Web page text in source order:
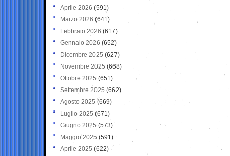
Aprile 2026 (591)
Marzo 2026 (641)
Febbraio 2026 (617)
Gennaio 2026 (652)
Dicembre 2025 (627)
Novembre 2025 (668)
Ottobre 2025 (651)
Settembre 2025 (662)
Agosto 2025 (669)
Luglio 2025 (671)
Giugno 2025 (573)
Maggio 2025 (591)
Aprile 2025 (622)